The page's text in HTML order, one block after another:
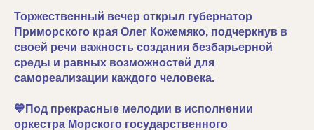
Торжественный вечер открыл губернатор
Приморского края Олег Кожемяко, подчеркнув в
своей речи важность создания безбарьерной
среды и равных возможностей для
самореализации каждого человека.
💙Под прекрасные мелодии в исполнении
оркестра Морского государственного